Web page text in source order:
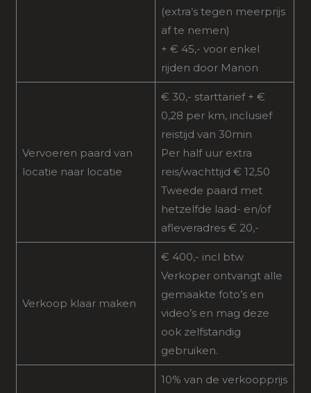
(extra’s tegen meerprijs
af te nemen)
+ € 45,- voor enkel
rijden door Manon
Vervoeren paard van
locatie naar locatie
€ 30,- starttarief + €
0,28 per km, inclusief
reistijd van 30min
Per half uur extra
reis/wachttijd € 12,50
Tweede paard met
hetzelfde laad- en/of
afleveradres € 20,-
Verkoop klaar maken
€ 400,- incl btw
Verkoper ontvangt alle
gemaakte foto’s en
video’s en mag deze
ook zelfstandig
gebruiken.
10% van de verkoopprijs